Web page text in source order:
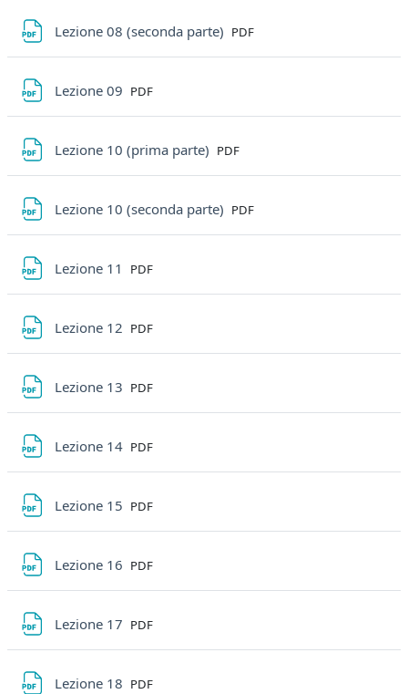
Lezione 08 (seconda parte) File
PDF
Lezione 09 File
PDF
Lezione 10 (prima parte) File
PDF
Lezione 10 (seconda parte) File
PDF
Lezione 11 File
PDF
Lezione 12 File
PDF
Lezione 13 File
PDF
Lezione 14 File
PDF
Lezione 15 File
PDF
Lezione 16 File
PDF
Lezione 17 File
PDF
Lezione 18 File
PDF